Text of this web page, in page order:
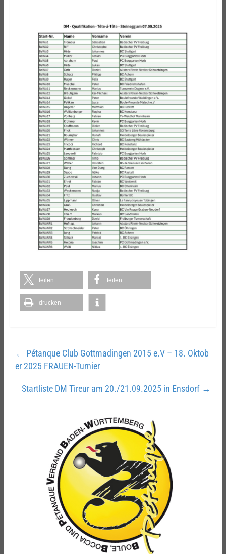
teilen teilen
drucken
← Pétanque Club Gottmadingen 2015 e.V – 18. Oktob
er 2025 FRAUEN-Turnier
Startliste DM Tireur am 20./21.09.2025 in Ensdorf →